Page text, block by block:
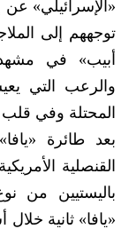
توجههم إلى
أبيب» في
والرعب التي
المحتلة وفي
بعد طائرة
القنصلية
«يافا» ثانية